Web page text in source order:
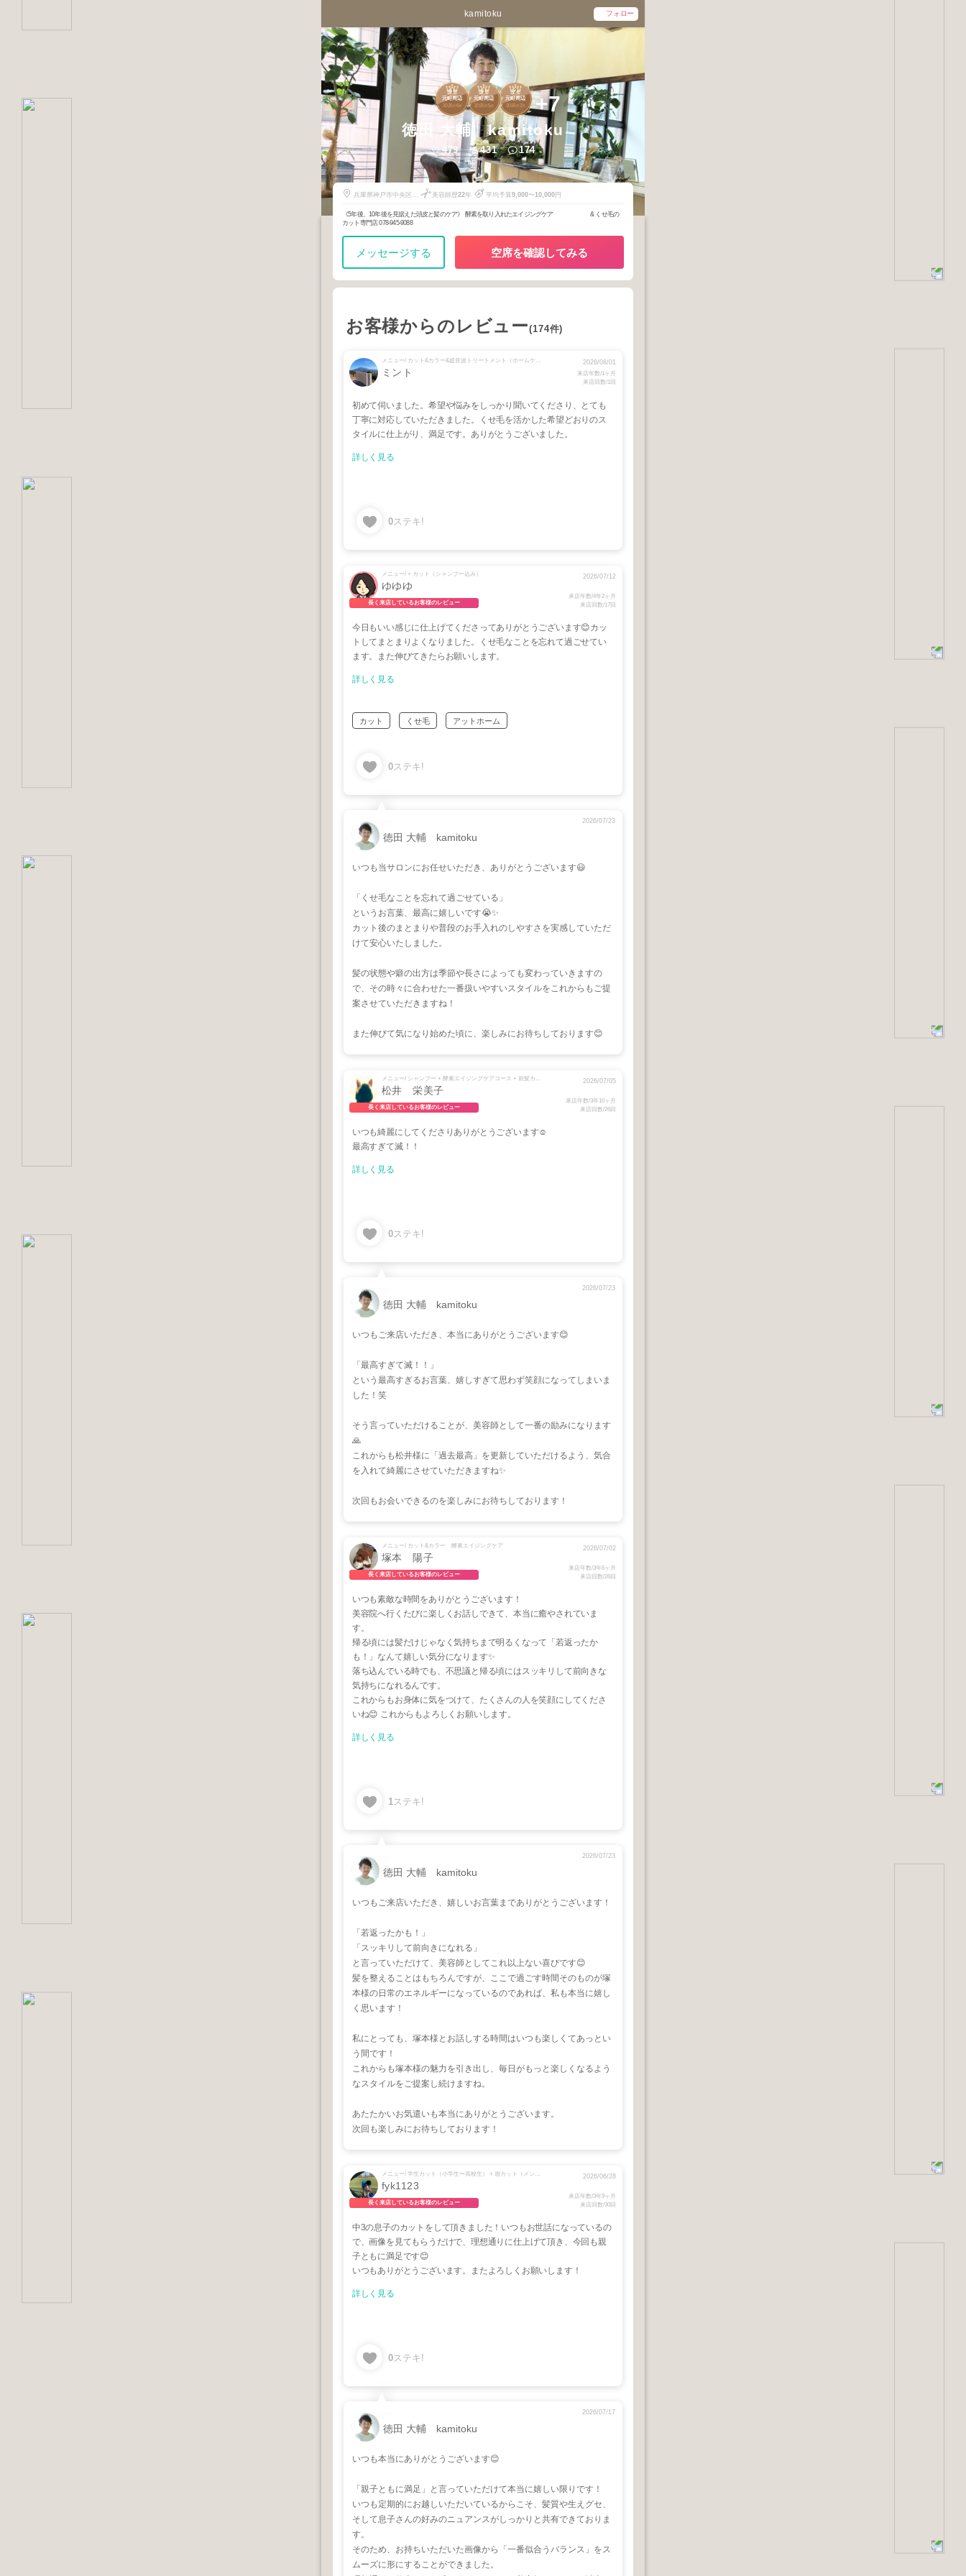
kamitoku フォロー
1
元町周辺
2025年 6月
1
元町周辺
2025年 5月
2
元町周辺
2026年 2月 +7
徳田 大輔 kamitoku
479 431 174
兵庫県神戸市中央区元
美容師歴22年 平均予算9,000〜10,000円
《5年後、10年後を見据えた頭皮と髪のケア》 酵素を取り入れたエイジングケア & くせ毛の
カット専門店 078-945-9088
メッセージする 空席を確認してみる
お客様からのレビュー(174件)
メニュー/ カット&カラー&超音波トリートメント（ホームケア付）酵素エイジングケア
ミント
2026/08/01
来店年数/1ヶ月
来店回数/1回
初めて伺いました。希望や悩みをしっかり聞いてくださり、とても
丁寧に対応していただきました。くせ毛を活かした希望どおりのス
タイルに仕上がり、満足です。ありがとうございました。
詳しく見る
0ステキ!
メニュー/ + カット（シャンプー込み）
ゆゆゆ
長く来店しているお客様のレビュー
2026/07/12
来店年数/4年2ヶ月
来店回数/17回
今日もいい感じに仕上げてくださってありがとうございます😊カッ
トしてまとまりよくなりました。くせ毛なことを忘れて過ごせてい
ます。また伸びてきたらお願いします。
詳しく見る
カット くせ毛 アットホーム
0ステキ!
徳田 大輔 kamitoku
2026/07/23
いつも当サロンにお任せいただき、ありがとうございます😃
「くせ毛なことを忘れて過ごせている」
というお言葉、最高に嬉しいです😭✨
カット後のまとまりや普段のお手入れのしやすさを実感していただ
けて安心いたしました。
髪の状態や癖の出方は季節や長さによっても変わっていきますの
で、その時々に合わせた一番扱いやすいスタイルをこれからもご提
案させていただきますね！
また伸びて気になり始めた頃に、楽しみにお待ちしております😊
メニュー/ シャンプー + 酵素エイジングケアコース + 前髪カット + リタッチ（根本3cm以内）
松井 栄美子
長く来店しているお客様のレビュー
2026/07/05
来店年数/3年10ヶ月
来店回数/26回
いつも綺麗にしてくださりありがとうございます☺️
最高すぎて滅！！
詳しく見る
0ステキ!
徳田 大輔 kamitoku
2026/07/23
いつもご来店いただき、本当にありがとうございます😊
「最高すぎて滅！！」
という最高すぎるお言葉、嬉しすぎて思わず笑顔になってしまいま
した！笑
そう言っていただけることが、美容師として一番の励みになります
🙏
これからも松井様に「過去最高」を更新していただけるよう、気合
を入れて綺麗にさせていただきますね✨
次回もお会いできるのを楽しみにお待ちしております！
メニュー/ カット&カラー 酵素エイジングケア
塚本 陽子
長く来店しているお客様のレビュー
2026/07/02
来店年数/3年6ヶ月
来店回数/26回
いつも素敵な時間をありがとうございます！
美容院へ行くたびに楽しくお話しできて、本当に癒やされていま
す。
帰る頃には髪だけじゃなく気持ちまで明るくなって「若返ったか
も！」なんて嬉しい気分になります✨
落ち込んでいる時でも、不思議と帰る頃にはスッキリして前向きな
気持ちになれるんです。
これからもお身体に気をつけて、たくさんの人を笑顔にしてくださ
いね😊 これからもよろしくお願いします。
詳しく見る
1ステキ!
徳田 大輔 kamitoku
2026/07/23
いつもご来店いただき、嬉しいお言葉までありがとうございます！
「若返ったかも！」
「スッキリして前向きになれる」
と言っていただけて、美容師としてこれ以上ない喜びです😊
髪を整えることはもちろんですが、ここで過ごす時間そのものが塚
本様の日常のエネルギーになっているのであれば、私も本当に嬉し
く思います！
私にとっても、塚本様とお話しする時間はいつも楽しくてあっとい
う間です！
これからも塚本様の魅力を引き出し、毎日がもっと楽しくなるよう
なスタイルをご提案し続けますね。
あたたかいお気遣いも本当にありがとうございます。
次回も楽しみにお待ちしております！
メニュー/ 学生カット（小学生〜高校生） + 眉カット（メンズのみ）
fyk1123
長く来店しているお客様のレビュー
2026/06/28
来店年数/3年9ヶ月
来店回数/30回
中3の息子のカットをして頂きました！いつもお世話になっているの
で、画像を見てもらうだけで、理想通りに仕上げて頂き、今回も親
子ともに満足です😊
いつもありがとうございます。またよろしくお願いします！
詳しく見る
0ステキ!
徳田 大輔 kamitoku
2026/07/17
いつも本当にありがとうございます😊
「親子ともに満足」と言っていただけて本当に嬉しい限りです！
いつも定期的にお越しいただいているからこそ、髪質や生えグセ、
そして息子さんの好みのニュアンスがしっかりと共有できておりま
す。
そのため、お持ちいただいた画像から「一番似合うバランス」をス
ムーズに形にすることができました。